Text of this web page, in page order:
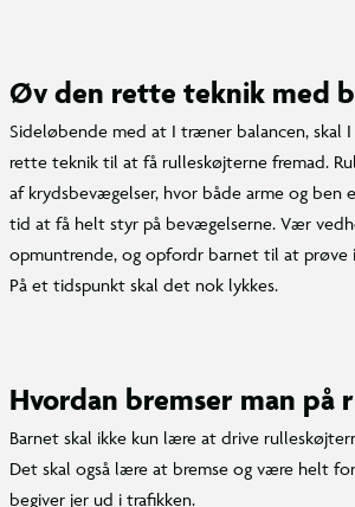
Øv den rette teknik med
Sideløbende med at I træner balancen, skal
rette teknik til at få rulleskøjterne fremad.
af krydsbevægelser, hvor både arme og ben
tid at få helt styr på bevægelserne. Vær
opmuntrende, og opfordr barnet til at prøve
På et tidspunkt skal det nok lykkes.
Hvordan bremser man på
Barnet skal ikke kun lære at drive
Det skal også lære at bremse og være helt
begiver jer ud i trafikken.